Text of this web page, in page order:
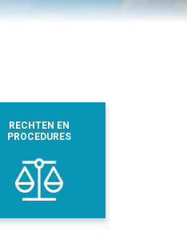
RECHTEN EN
PROCEDURES